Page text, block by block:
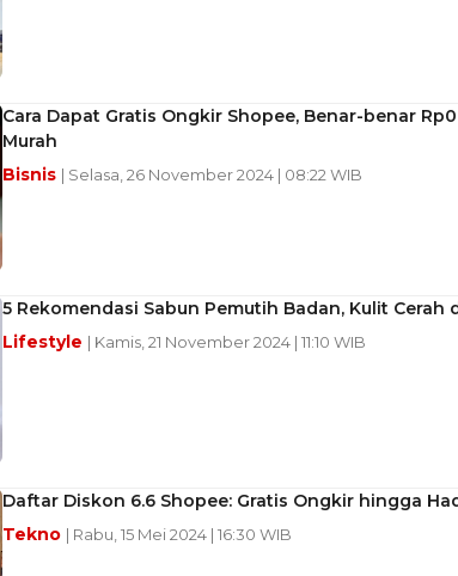
Cara Dapat Gratis Ongkir Shopee, Benar-benar
Murah
Bisnis | Selasa, 26 November 2024 | 08:22 WIB
5 Rekomendasi Sabun Pemutih Badan, Kulit Cerah
Lifestyle | Kamis, 21 November 2024 | 11:10 WIB
Daftar Diskon 6.6 Shopee: Gratis Ongkir hingga
Tekno | Rabu, 15 Mei 2024 | 16:30 WIB